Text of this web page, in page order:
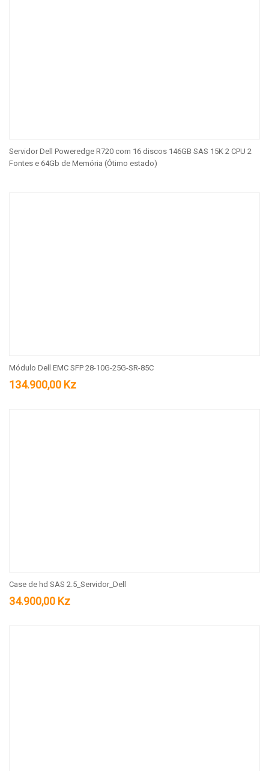
Servidor Dell Poweredge R720 com 16 discos 146GB SAS 15K 2 CPU 2
Fontes e 64Gb de Memória (Ótimo estado)
Módulo Dell EMC SFP 28-10G-25G-SR-85C
134.900,00 Kz
Case de hd SAS 2.5_Servidor_Dell
34.900,00 Kz